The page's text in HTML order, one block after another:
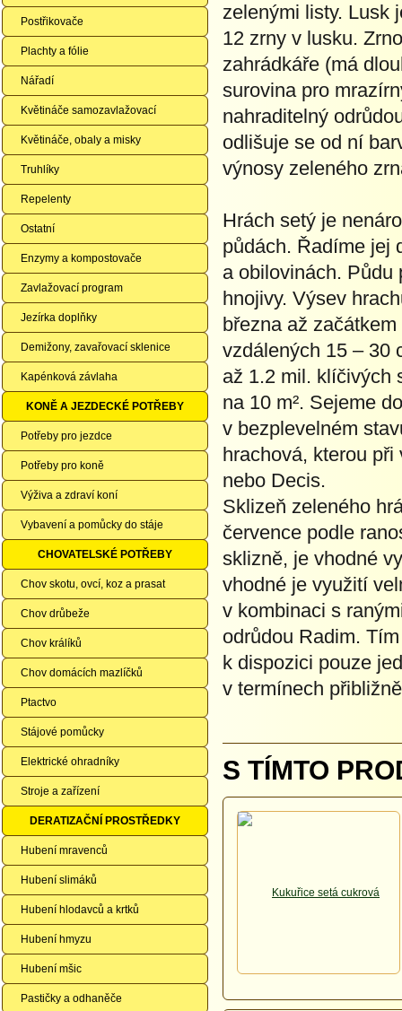
Postřikovače
Plachty a fólie
Nářadí
Květináče samozavlažovací
Květináče, obaly a misky
Truhlíky
Repelenty
Ostatní
Enzymy a kompostovače
Zavlažovací program
Jezírka doplňky
Demižony, zavařovací sklenice
Kapénková závlaha
KONĚ A JEZDECKÉ POTŘEBY
Potřeby pro jezdce
Potřeby pro koně
Výživa a zdraví koní
Vybavení a pomůcky do stáje
CHOVATELSKÉ POTŘEBY
Chov skotu, ovcí, koz a prasat
Chov drůbeže
Chov králíků
Chov domácích mazlíčků
Ptactvo
Stájové pomůcky
Elektrické ohradníky
Stroje a zařízení
DERATIZAČNÍ PROSTŘEDKY
Hubení mravenců
Hubení slimáků
Hubení hlodavců a krtků
Hubení hmyzu
Hubení mšic
Pastičky a odhaněče
zelenými listy. Lusk
12 zrny v lusku.
zahrádkáře (má
surovina pro
nahraditelný
odlišuje se od ní
výnosy zeleného
Hrách setý je
půdách. Řadíme jej
a obilovinách. Půdu
hnojivy. Výsev
března až
vzdálených 15 – 30
až 1.2 mil. klíčivých
na 10 m². Sejeme
v bezplevelném
hrachová, kterou
nebo Decis.
Sklizeň zeleného
července podle
sklizně, je vhodné
vhodné je využití
v kombinaci s
odrůdou Radim.
k dispozici pouze
v termínech
S TÍMTO